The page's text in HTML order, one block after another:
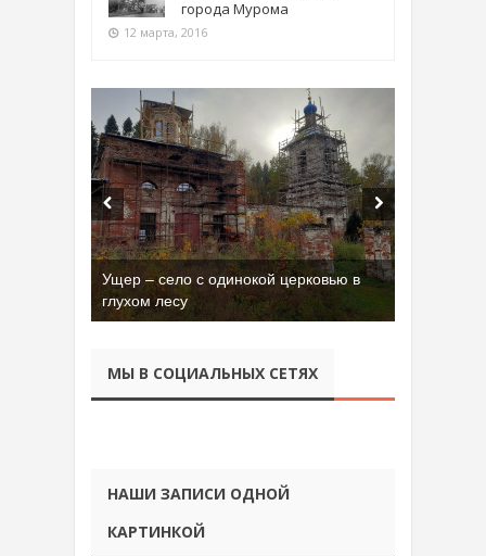
города Мурома
12 марта, 2016
Ущер – село с одинокой церковью в
глухом лесу
МЫ В СОЦИАЛЬНЫХ СЕТЯХ
НАШИ ЗАПИСИ ОДНОЙ
КАРТИНКОЙ